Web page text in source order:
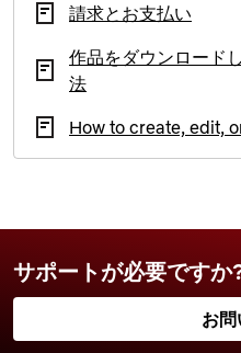
請求とお支払い
作品をダウンロード
法
How to create, edit,
サポートが必要ですか
お